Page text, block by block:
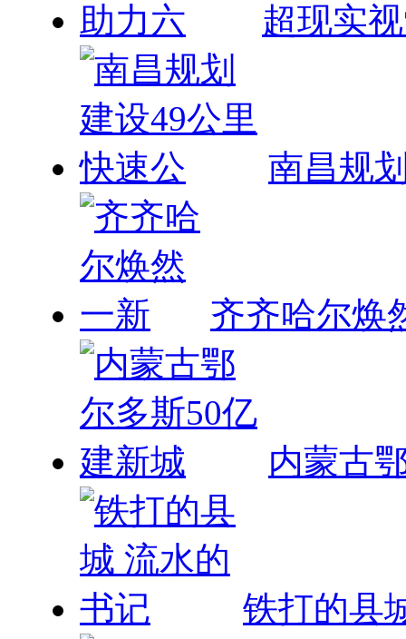
超现实
南昌规
齐齐哈尔焕
内蒙古
铁打的县